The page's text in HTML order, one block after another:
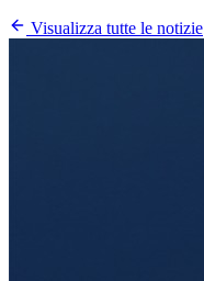
Visualizza tutte le notizie